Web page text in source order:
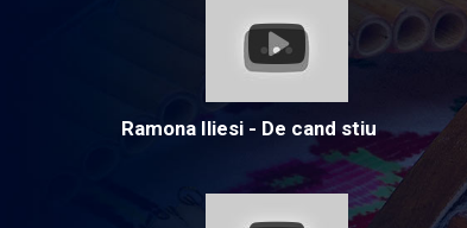
Ramona Iliesi - De cand stiu